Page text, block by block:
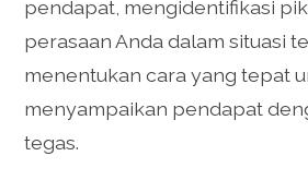
pendapat, mengidentifikasi
perasaan Anda dalam situasi
menentukan cara yang tepat
menyampaikan pendapat
tegas.